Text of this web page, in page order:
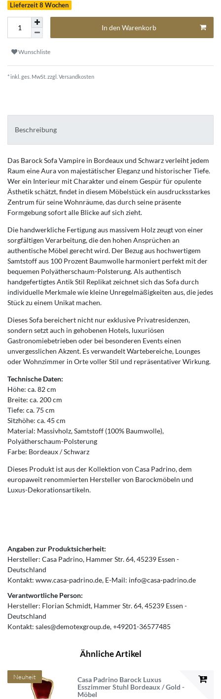
Lieferzeit 8 Wochen
In den Warenkorb
Wunschliste
* inkl. ges. MwSt. zzgl. Versandkosten
Beschreibung
Das Barock Sofa Vampire in Bordeaux und Schwarz verleiht jedem
Raum eine Aura von majestätischer Eleganz und historischer Tiefe.
Wer ein Interieur mit Charakter und einem Gespür für opulente
Ästhetik schätzt, findet in diesem Möbelstück ein ausdrucksstarkes
Zentrum für seine Wohnräume, das durch seine präsente
Formgebung sofort alle Blicke auf sich zieht.
Die handwerkliche Fertigung aus massivem Holz zeugt von einer
sorgfältigen Verarbeitung, die den hohen Ansprüchen an
authentische Möbel gerecht wird. Der Bezug aus hochwertigem
Samtstoff aus 100 Prozent Baumwolle harmoniert perfekt mit der
bequemen Polyätherschaum-Polsterung. Als authentisch
handgefertigtes Antik Stil Replikat zeichnet sich das Sofa durch
individuelle Merkmale wie kleine Unregelmäßigkeiten aus, die jedes
Stück zu einem Unikat machen.
Dieses Sofa bereichert nicht nur exklusive Privatresidenzen,
sondern setzt auch in gehobenen Hotels, luxuriösen
Gastronomiebetrieben oder bei besonderen Events einen
unvergesslichen Akzent. Es verwandelt Wartebereiche, Lounges
oder Wohnzimmer in Orte voller Stil und repräsentativer Wirkung.
Technische Daten:
Höhe: ca. 82 cm
Breite: ca. 200 cm
Tiefe: ca. 75 cm
Sitzhöhe: ca. 45 cm
Material: Massivholz, Samtstoff (100% Baumwolle),
Polyätherschaum-Polsterung
Farbe: Bordeaux / Schwarz
Dieses Produkt ist aus der Kollektion von Casa Padrino, dem
europaweit renommierten Hersteller von Barockmöbeln und
Luxus-Dekorationsartikeln.
Angaben zur Produktsicherheit:
Hersteller: Casa Padrino Hammer Str.64 45239 Essen
Deutschland
Kontakt: www.casa-padrino.de E-Mail: info@casa-padrino.de
Verantwortliche Person:
Hersteller: Florian Schmidt Hammer Str.64 45239 Essen
Deutschland
Kontakt: sales@demotexgroup.de +49201-36577485
Ähnliche Artikel
Neuheit
Casa Padrino Barock Luxus
Esszimmer Stuhl Bordeaux / Gold -
Möbel